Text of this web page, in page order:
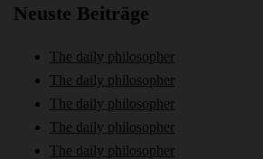
Neuste Beiträge
The daily philosopher
The daily philosopher
The daily philosopher
The daily philosopher
The daily philosopher